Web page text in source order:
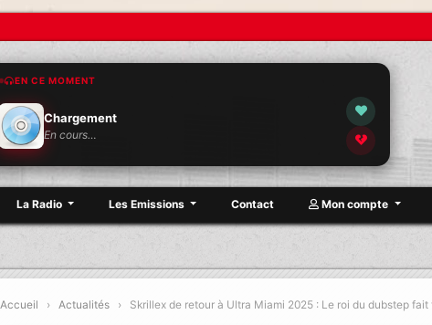
EN CE MOMENT
Chargement
En cours…
La Radio Les Emissions Contact Mon compte
Accueil › Actualités › Skrillex de retour à Ultra Miami 2025 : Le roi du dubstep